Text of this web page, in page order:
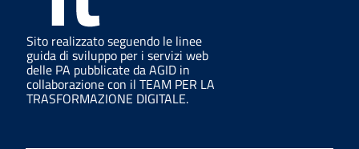
Sito realizzato seguendo le linee
guida di sviluppo per i servizi web
delle PA pubblicate da AGID in
collaborazione con il TEAM PER LA
TRASFORMAZIONE DIGITALE.